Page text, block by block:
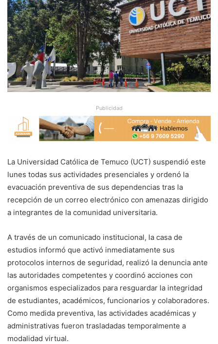
Publicidad
La Universidad Católica de Temuco (UCT) suspendió este
lunes todas sus actividades presenciales y ordenó la
evacuación preventiva de sus dependencias tras la
recepción de un correo electrónico con amenazas dirigido
a integrantes de la comunidad universitaria.
A través de un comunicado institucional, la casa de
estudios informó que activó inmediatamente sus
protocolos internos de seguridad, realizó la denuncia ante
las autoridades competentes y coordinó acciones con
organismos especializados para resguardar la integridad
de estudiantes, académicos, funcionarios y colaboradores.
Como medida preventiva, las actividades académicas y
administrativas fueron trasladadas temporalmente a
modalidad virtual.